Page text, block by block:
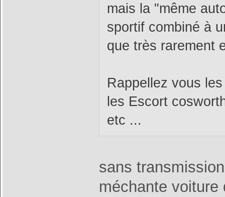
mais la "même
sportif combiné à
que très rarement
Rappellez vous
les Escort
etc ...
sans
méchante voiture